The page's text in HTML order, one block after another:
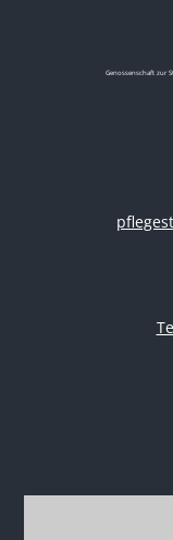
Genossenschaft zur